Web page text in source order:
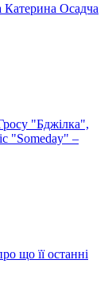
Катерина Осадча
"Бджілка",
"Someday" –
що її останні